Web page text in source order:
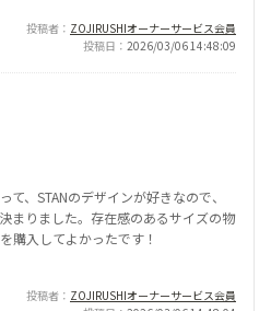
投稿者
ZOJIRUSHIオーナーサービス会員
投稿日
2026/03/06 14:48:09
、STANのデザインが好きなので、
まりました。存在感のあるサイズの物
購入してよかったです！
投稿者
ZOJIRUSHIオーナーサービス会員